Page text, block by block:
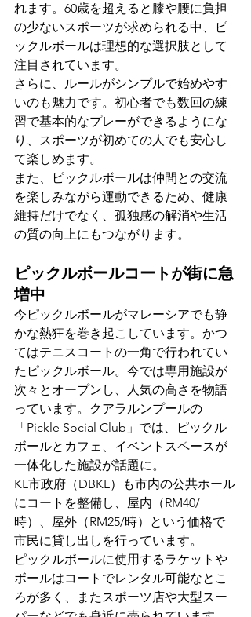
れます。60歳を超えると膝や腰に負担
の少ないスポーツが求められる中、ピ
ックルボールは理想的な選択肢として
注目されています。
さらに、ルールがシンプルで始めやす
いのも魅力です。初心者でも数回の練
習で基本的なプレーができるようにな
り、スポーツが初めての人でも安心し
て楽しめます。
また、ピックルボールは仲間との交流
を楽しみながら運動できるため、健康
維持だけでなく、孤独感の解消や生活
の質の向上にもつながります。
ピックルボールコートが街に急
増中
今ピックルボールがマレーシアでも静
かな熱狂を巻き起こしています。かつ
てはテニスコートの一角で行われてい
たピックルボール。今では専用施設が
次々とオープンし、人気の高さを物語
っています。クアラルンプールの
「Pickle Social Club」では、ピックル
ボールとカフェ、イベントスペースが
一体化した施設が話題に。
KL市政府（DBKL）も市内の公共ホール
にコートを整備し、屋内（RM40/
時）、屋外（RM25/時）という価格で
市民に貸し出しを行っています。
ピックルボールに使用するラケットや
ボールはコートでレンタル可能なとこ
ろが多く、またスポーツ店や大型スー